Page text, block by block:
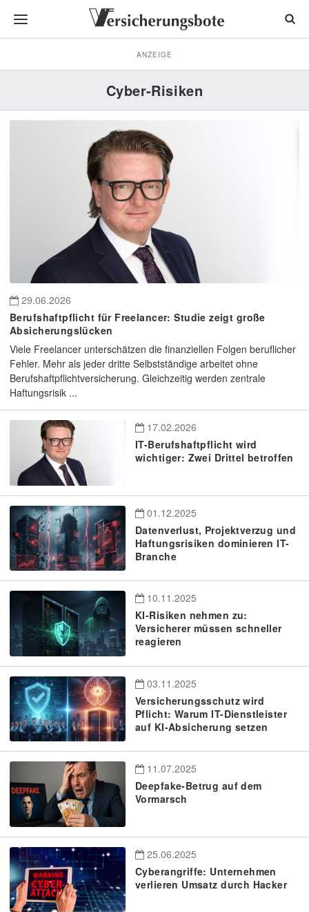
ANZEIGE
Cyber-Risiken
29.06.2026
Berufshaftpflicht für Freelancer: Studie zeigt große
Absicherungslücken
Viele Freelancer unterschätzen die finanziellen Folgen beruflicher
Fehler. Mehr als jeder dritte Selbstständige arbeitet ohne
Berufshaftpflichtversicherung. Gleichzeitig werden zentrale
Haftungsrisik ...
17.02.2026
IT-Berufshaftpflicht wird
wichtiger: Zwei Drittel betroffen
01.12.2025
Datenverlust, Projektverzug und
Haftungsrisiken dominieren IT-
Branche
10.11.2025
KI-Risiken nehmen zu:
Versicherer müssen schneller
reagieren
03.11.2025
Versicherungsschutz wird
Pflicht: Warum IT-Dienstleister
auf KI-Absicherung setzen
11.07.2025
Deepfake-Betrug auf dem
Vormarsch
25.06.2025
Cyberangriffe: Unternehmen
verlieren Umsatz durch Hacker